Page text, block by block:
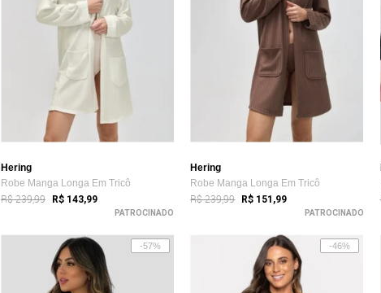
Hering
Robe Manga Longa Em Tricô
R$ 239,99 R$ 143,99
PATROCINADO
Hering
Robe Manga Longa Em Tricô
R$ 239,99 R$ 151,99
PATROCINADO
-57% -46%